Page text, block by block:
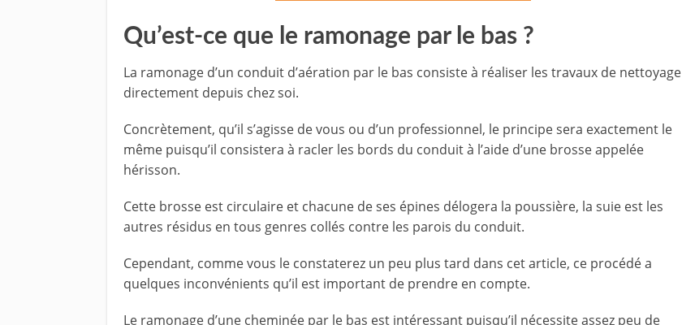
Qu’est-ce que le ramonage par le bas ?
La ramonage d’un conduit d’aération par le bas consiste à réaliser les travaux de nettoyage
directement depuis chez soi.
Concrètement, qu’il s’agisse de vous ou d’un professionnel, le principe sera exactement le
même puisqu’il consistera à racler les bords du conduit à l’aide d’une brosse appelée
hérisson.
Cette brosse est circulaire et chacune de ses épines délogera la poussière, la suie est les
autres résidus en tous genres collés contre les parois du conduit.
Cependant, comme vous le constaterez un peu plus tard dans cet article, ce procédé a
quelques inconvénients qu’il est important de prendre en compte.
Le ramonage d’une cheminée par le bas est intéressant puisqu’il nécessite assez peu de